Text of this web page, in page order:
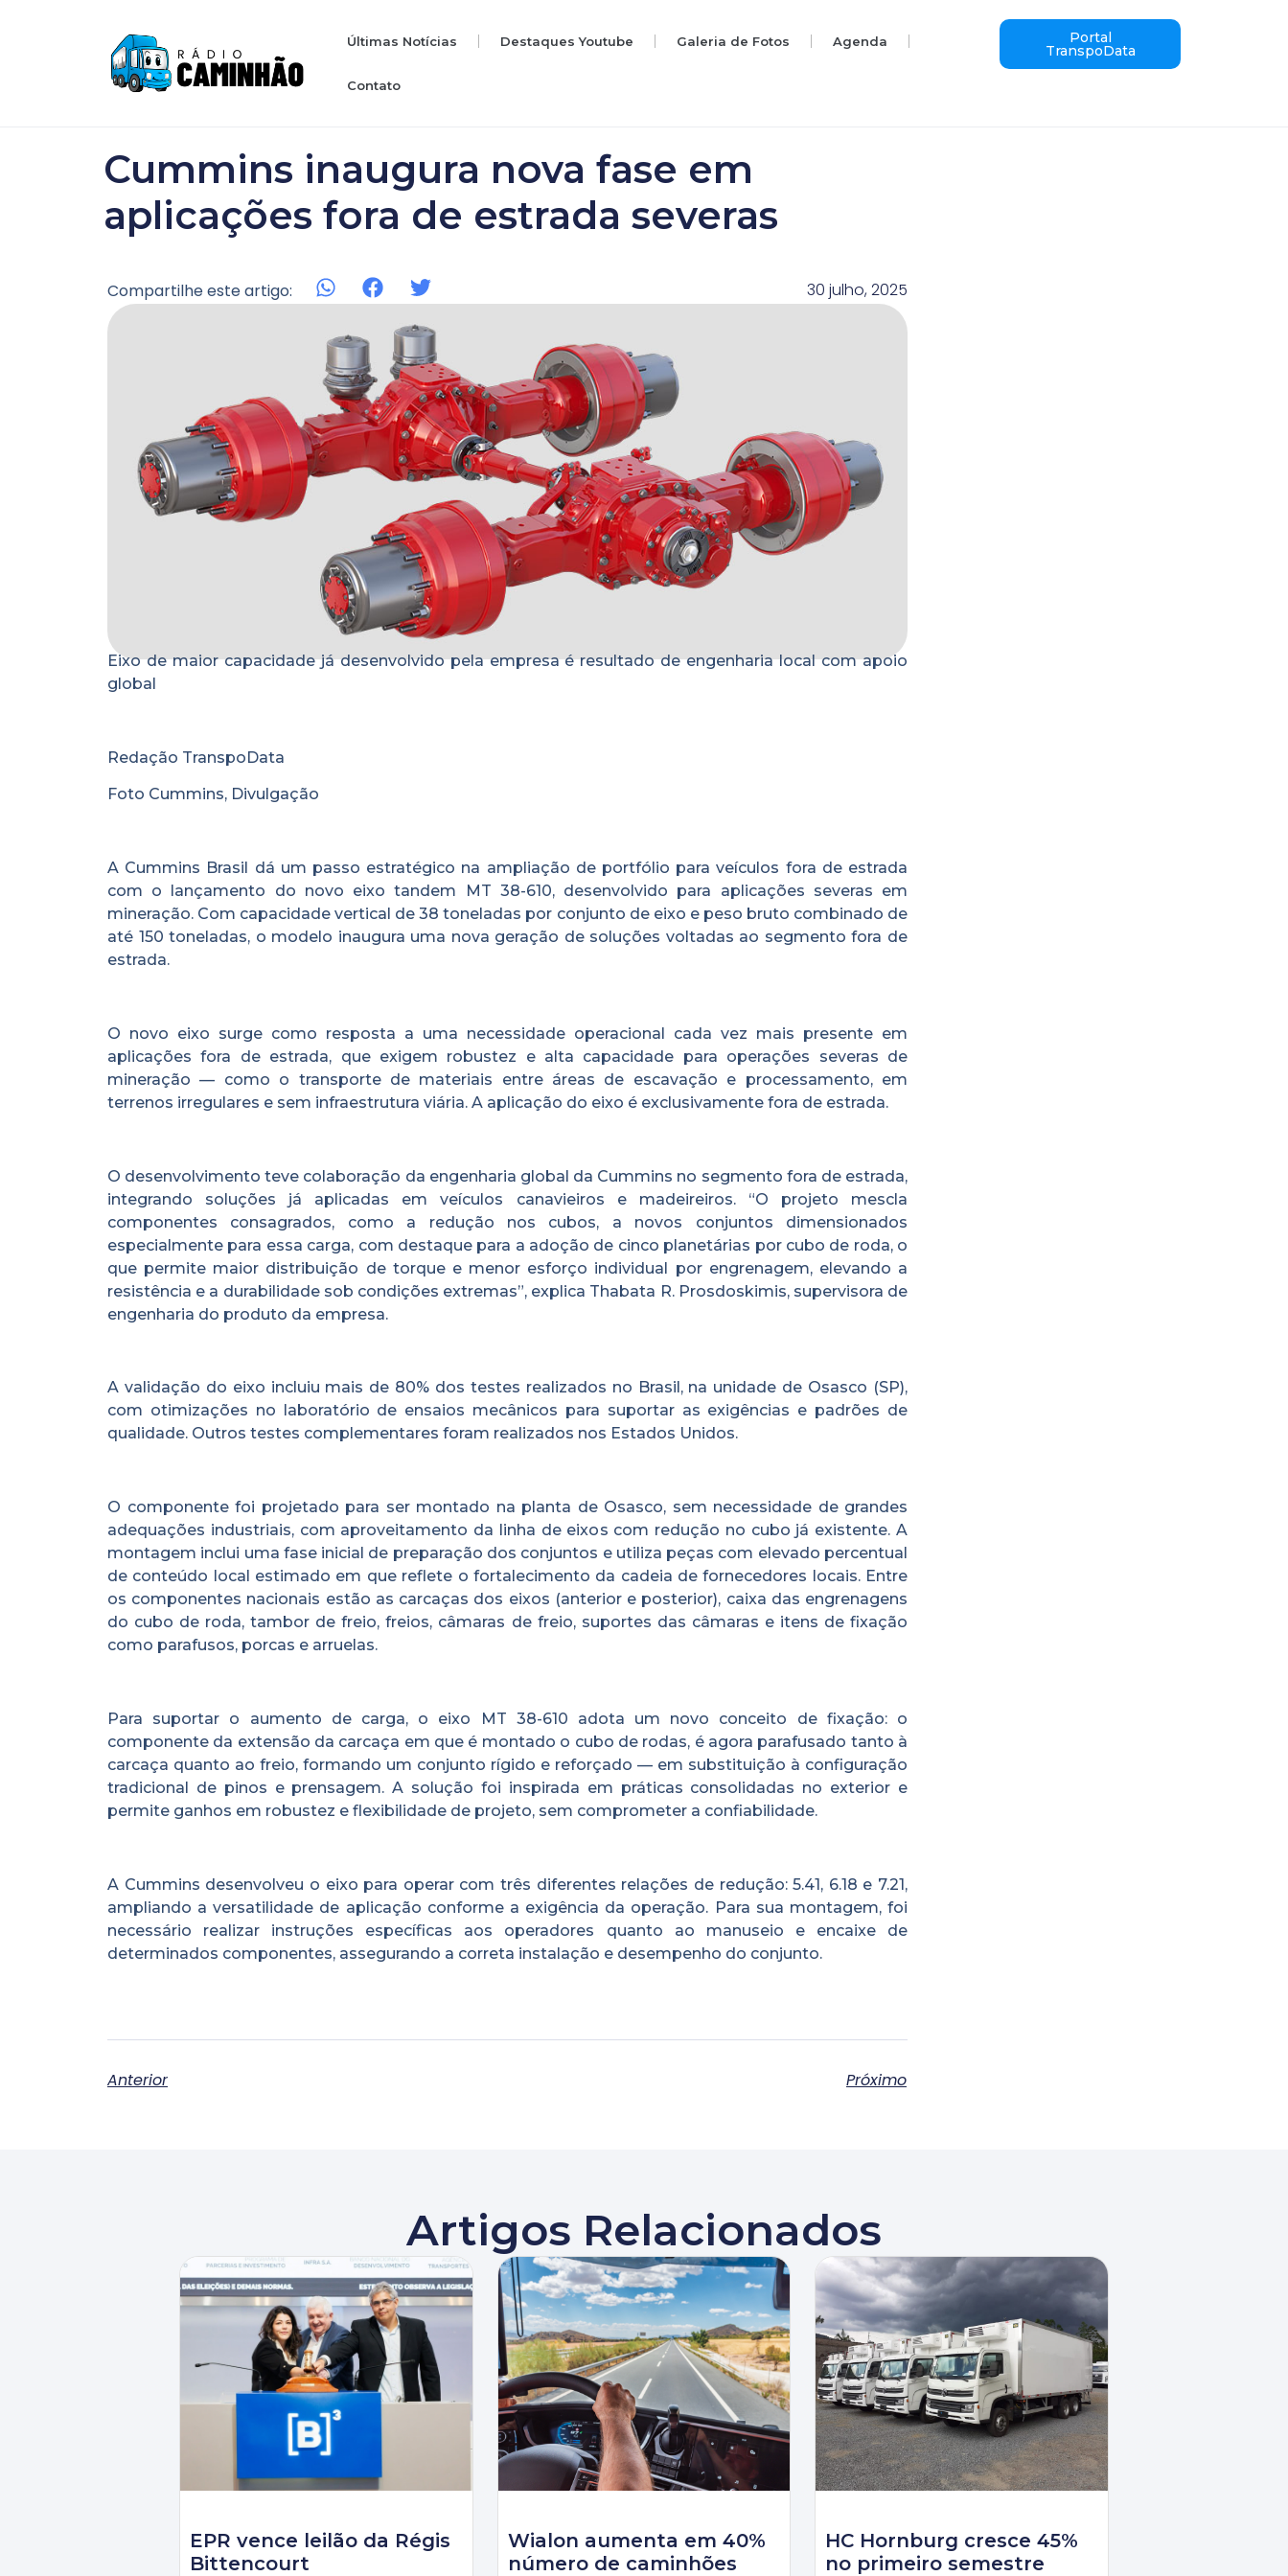
Últimas Notícias Destaques Youtube Galeria de Fotos Agenda
Contato
Portal
TranspoData
Cummins inaugura nova fase em
aplicações fora de estrada severas
Compartilhe este artigo: 30 julho, 2025
Eixo de maior capacidade já desenvolvido pela empresa é resultado de engenharia local com apoio
global
Redação TranspoData
Foto Cummins, Divulgação
A Cummins Brasil dá um passo estratégico na ampliação de portfólio para veículos fora de estrada
com o lançamento do novo eixo tandem MT 38-610, desenvolvido para aplicações severas em
mineração. Com capacidade vertical de 38 toneladas por conjunto de eixo e peso bruto combinado de
até 150 toneladas, o modelo inaugura uma nova geração de soluções voltadas ao segmento fora de
estrada.
O novo eixo surge como resposta a uma necessidade operacional cada vez mais presente em
aplicações fora de estrada, que exigem robustez e alta capacidade para operações severas de
mineração — como o transporte de materiais entre áreas de escavação e processamento, em
terrenos irregulares e sem infraestrutura viária. A aplicação do eixo é exclusivamente fora de estrada.
O desenvolvimento teve colaboração da engenharia global da Cummins no segmento fora de estrada,
integrando soluções já aplicadas em veículos canavieiros e madeireiros. “O projeto mescla
componentes consagrados, como a redução nos cubos, a novos conjuntos dimensionados
especialmente para essa carga, com destaque para a adoção de cinco planetárias por cubo de roda, o
que permite maior distribuição de torque e menor esforço individual por engrenagem, elevando a
resistência e a durabilidade sob condições extremas”, explica Thabata R. Prosdoskimis, supervisora de
engenharia do produto da empresa.
A validação do eixo incluiu mais de 80% dos testes realizados no Brasil, na unidade de Osasco (SP),
com otimizações no laboratório de ensaios mecânicos para suportar as exigências e padrões de
qualidade. Outros testes complementares foram realizados nos Estados Unidos.
O componente foi projetado para ser montado na planta de Osasco, sem necessidade de grandes
adequações industriais, com aproveitamento da linha de eixos com redução no cubo já existente. A
montagem inclui uma fase inicial de preparação dos conjuntos e utiliza peças com elevado percentual
de conteúdo local estimado em que reflete o fortalecimento da cadeia de fornecedores locais. Entre
os componentes nacionais estão as carcaças dos eixos (anterior e posterior), caixa das engrenagens
do cubo de roda, tambor de freio, freios, câmaras de freio, suportes das câmaras e itens de fixação
como parafusos, porcas e arruelas.
Para suportar o aumento de carga, o eixo MT 38-610 adota um novo conceito de fixação: o
componente da extensão da carcaça em que é montado o cubo de rodas, é agora parafusado tanto à
carcaça quanto ao freio, formando um conjunto rígido e reforçado — em substituição à configuração
tradicional de pinos e prensagem. A solução foi inspirada em práticas consolidadas no exterior e
permite ganhos em robustez e flexibilidade de projeto, sem comprometer a confiabilidade.
A Cummins desenvolveu o eixo para operar com três diferentes relações de redução: 5.41, 6.18 e 7.21,
ampliando a versatilidade de aplicação conforme a exigência da operação. Para sua montagem, foi
necessário realizar instruções específicas aos operadores quanto ao manuseio e encaixe de
determinados componentes, assegurando a correta instalação e desempenho do conjunto.
Anterior Próximo
Artigos Relacionados
EPR vence leilão da Régis
Bittencourt
Wialon aumenta em 40%
número de caminhões
HC Hornburg cresce 45%
no primeiro semestre